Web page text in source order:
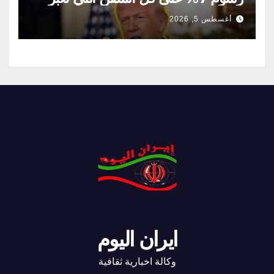
مضيق هرمز
أغسطس 5, 2026
ايران اليوم
وكالة اخبارية ثقافية